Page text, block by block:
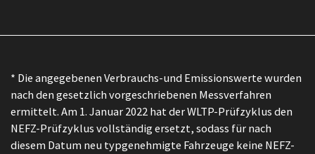
* Die angegebenen Verbrauchs-und Emissionswerte wurden
nach den gesetzlich vorgeschriebenen Messverfahren
ermittelt. Am 1. Januar 2022 hat der WLTP-Prüfzyklus den
NEFZ-Prüfzyklus vollständig ersetzt, sodass für nach
diesem Datum neu typgenehmigte Fahrzeuge keine NEFZ-